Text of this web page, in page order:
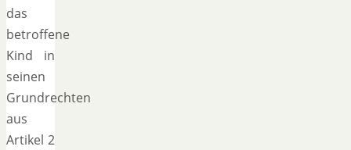
das
betroffene
Kind in
seinen
Grundrechten
aus
Artikel 2